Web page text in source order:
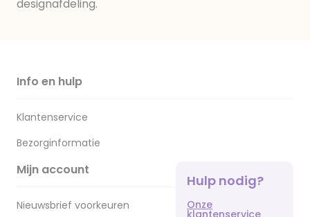
designafdeling.
Info en hulp
Klantenservice
Bezorginformatie
Mijn account
Nieuwsbrief voorkeuren
Hulp nodig?
Onze
klantenservice